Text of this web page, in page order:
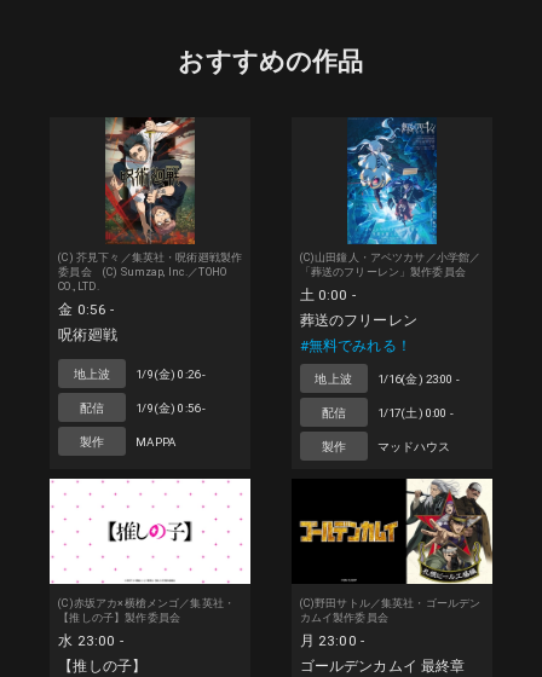
おすすめの作品
(C) 芥見下々／集英社・呪術廻戦製作
委員会 (C) Sumzap, Inc.／TOHO
CO., LTD.
金 0:56 -
呪術廻戦
地上波 1/9(金) 0:26 -
配信 1/9(金) 0:56 -
製作 MAPPA
(C)山田鐘人・アベツカサ／小学館／
「葬送のフリーレン」製作委員会
土 0:00 -
葬送のフリーレン
#無料でみれる！
地上波 1/16(金) 23:00 -
配信 1/17(土) 0:00 -
製作 マッドハウス
(C)赤坂アカ×横槍メンゴ／集英社・
【推しの子】製作委員会
水 23:00 -
【推しの子】
(C)野田サトル／集英社・ゴールデン
カムイ製作委員会
月 23:00 -
ゴールデンカムイ 最終章